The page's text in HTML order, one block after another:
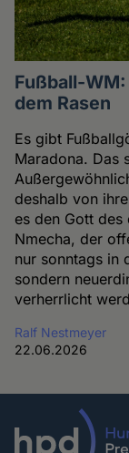
Fußball-
dem Rasen
Es gibt
Maradona. Das
deshalb von
es den Gott des
Nmecha, der
nur sonntags in
sondern
verherrlicht
Ralf Nestmeyer
22.06.2026